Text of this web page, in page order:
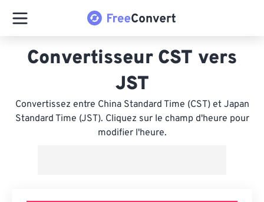
Convertisseur CST vers
JST
Convertissez entre China Standard Time (CST) et Japan
Standard Time (JST). Cliquez sur le champ d'heure pour
modifier l'heure.